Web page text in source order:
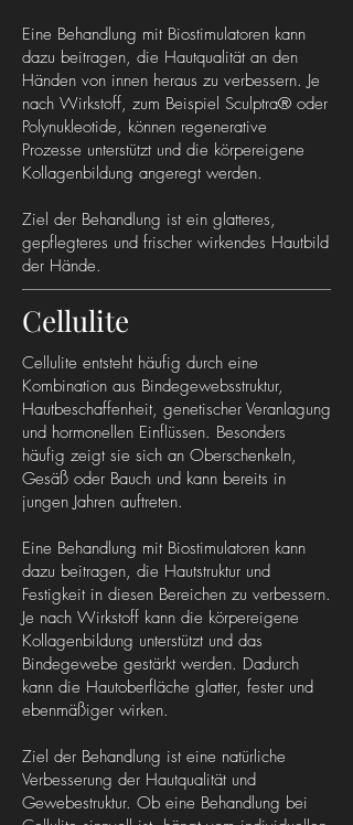
Eine Behandlung mit Biostimulatoren kann
dazu beitragen, die Hautqualität an den
Händen von innen heraus zu verbessern. Je
nach Wirkstoff, zum Beispiel Sculptra® oder
Polynukleotide, können regenerative
Prozesse unterstützt und die körpereigene
Kollagenbildung angeregt werden.
Ziel der Behandlung ist ein glatteres,
gepflegteres und frischer wirkendes Hautbild
der Hände.
Cellulite
Cellulite entsteht häufig durch eine
Kombination aus Bindegewebsstruktur,
Hautbeschaffenheit, genetischer Veranlagung
und hormonellen Einflüssen. Besonders
häufig zeigt sie sich an Oberschenkeln,
Gesäß oder Bauch und kann bereits in
jungen Jahren auftreten.
Eine Behandlung mit Biostimulatoren kann
dazu beitragen, die Hautstruktur und
Festigkeit in diesen Bereichen zu verbessern.
Je nach Wirkstoff kann die körpereigene
Kollagenbildung unterstützt und das
Bindegewebe gestärkt werden. Dadurch
kann die Hautoberfläche glatter, fester und
ebenmäßiger wirken.
Ziel der Behandlung ist eine natürliche
Verbesserung der Hautqualität und
Gewebestruktur. Ob eine Behandlung bei